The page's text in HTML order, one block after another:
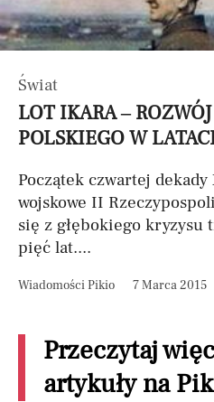
Świat
LOT IKARA –
POLSKIEGO W
Początek czwartej
wojskowe II
się z głębokiego kryzysu
pięć lat....
Wiadomości Pikio 7 Marca 2015
Przeczytaj
artykuły na